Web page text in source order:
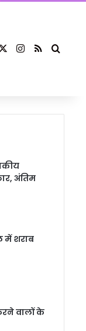
Instagram
RSS
अंतिम
में शराब
वालों के